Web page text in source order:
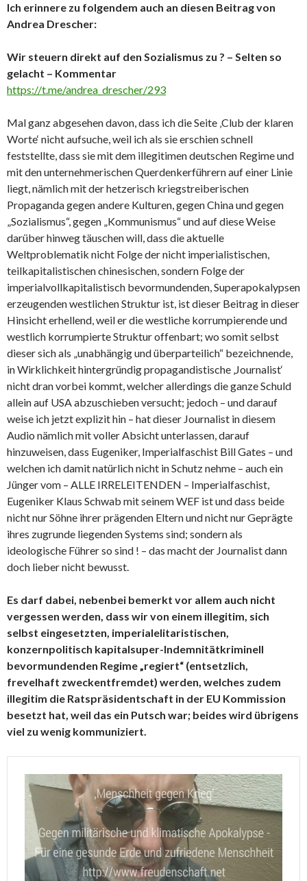
Ich erinnere zu folgendem auch an diesen Beitrag von
Andrea Drescher:
Wir steuern direkt auf den Sozialismus zu ? – Selten so
gelacht – Kommentar
https://t.me/andrea_drescher/293
Mal ganz abgesehen davon, dass ich die Seite ‚Club der klaren
Worte‘ nicht aufsuche, weil ich als sie erschien schnell
feststellte, dass sie mit dem illegitimen deutschen Regime und
mit den unternehmerischen Querdenkerführern auf einer Linie
liegt, nämlich mit der hetzerisch kriegstreiberischen
Propaganda gegen andere Kulturen, gegen China und gegen
„Sozialismus“, gegen „Kommunismus“ und auf diese Weise
darüber hinweg täuschen will, dass die aktuelle
Weltproblematik nicht Folge der nicht imperialistischen,
teilkapitalistischen chinesischen, sondern Folge der
imperialvollkapitalistisch bevormundenden, Superapokalypsen
erzeugenden westlichen Struktur ist, ist dieser Beitrag in dieser
Hinsicht erhellend, weil er die westliche korrumpierende und
westlich korrumpierte Struktur offenbart; wo somit selbst
dieser sich als „unabhängig und überparteilich“ bezeichnende,
in Wirklichkeit hintergründig propagandistische ‚Journalist‘
nicht dran vorbei kommt, welcher allerdings die ganze Schuld
allein auf USA abzuschieben versucht; jedoch – und darauf
weise ich jetzt explizit hin – hat dieser Journalist in diesem
Audio nämlich mit voller Absicht unterlassen, darauf
hinzuweisen, dass Eugeniker, Imperialfaschist Bill Gates – und
welchen ich damit natürlich nicht in Schutz nehme – auch ein
Jünger vom – ALLE IRRELEITENDEN – Imperialfaschist,
Eugeniker Klaus Schwab mit seinem WEF ist und dass beide
nicht nur Söhne ihrer prägenden Eltern und nicht nur Geprägte
ihres zugrunde liegenden Systems sind; sondern als
ideologische Führer so sind ! – das macht der Journalist dann
doch lieber nicht bewusst.
Es darf dabei, nebenbei bemerkt vor allem auch nicht
vergessen werden, dass wir von einem illegitim, sich
selbst eingesetzten, imperialelitaristischen,
konzernpolitisch kapitalsuper-Indemnitätkriminell
bevormundenden Regime „regiert“ (entsetzlich,
frevelhaft zweckentfremdet) werden, welches zudem
illegitim die Ratspräsidentschaft in der EU Kommission
besetzt hat, weil das ein Putsch war; beides wird übrigens
viel zu wenig kommuniziert.